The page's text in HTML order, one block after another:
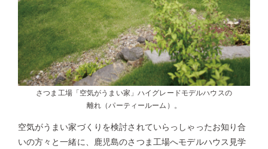
さつま工場「空気がうまい家」ハイグレードモデルハウスの
離れ（パーティールーム）。
空気がうまい家づくりを検討されていらっしゃったお知り合
いの方々と一緒に、鹿児島のさつま工場へモデルハウス見学